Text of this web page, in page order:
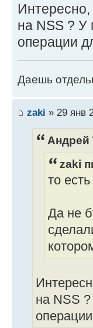
на NSS ? У
операции
Даешь
zaki » 29 янв
Андрей
zaki
то
Да не
на NSS